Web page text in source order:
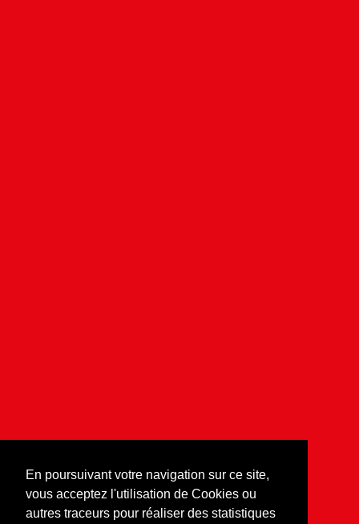
En poursuivant votre navigation sur ce site,
vous acceptez l'utilisation de Cookies ou
autres traceurs pour réaliser des statistiques